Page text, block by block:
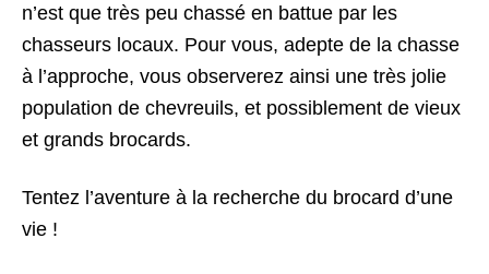
n’est que très peu chassé en battue par les
chasseurs locaux. Pour vous, adepte de la chasse
à l’approche, vous observerez ainsi une très jolie
population de chevreuils, et possiblement de vieux
et grands brocards.
Tentez l’aventure à la recherche du brocard d’une
vie !